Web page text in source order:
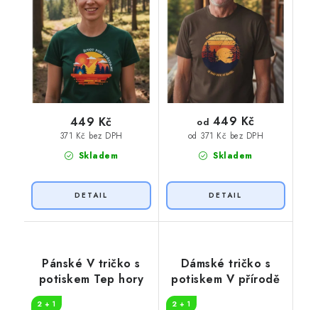
Skladem
371 Kč bez DPH
449 Kč
Skladem
od 371 Kč bez DPH
od 449 Kč
Pánské V tričko s
potiskem Tep hory
2 + 1
Dámské tričko s
potiskem V přírodě
2 + 1